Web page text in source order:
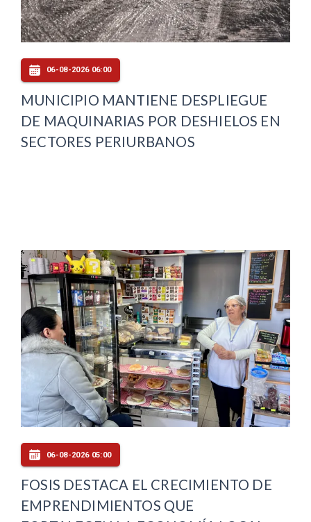
06-08-2026 06:00
MUNICIPIO MANTIENE DESPLIEGUE
DE MAQUINARIAS POR DESHIELOS EN
SECTORES PERIURBANOS
06-08-2026 05:00
FOSIS DESTACA EL CRECIMIENTO DE
EMPRENDIMIENTOS QUE